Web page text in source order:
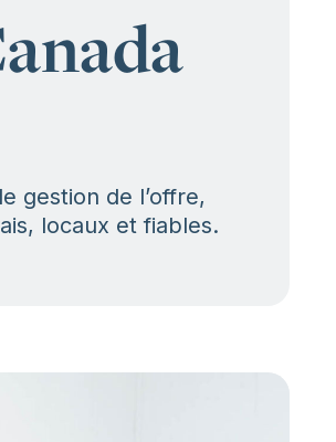
gestion de l’offre,
locaux et fiables.